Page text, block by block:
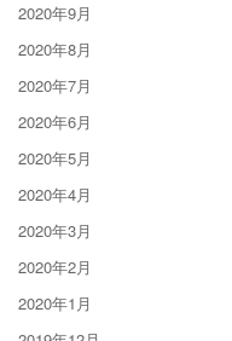
2020年9月
2020年8月
2020年7月
2020年6月
2020年5月
2020年4月
2020年3月
2020年2月
2020年1月